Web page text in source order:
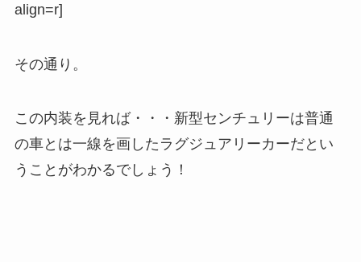
align=r]
その通り。
この内装を見れば・・・新型センチュリーは普通
の車とは一線を画したラグジュアリーカーだとい
うことがわかるでしょう！